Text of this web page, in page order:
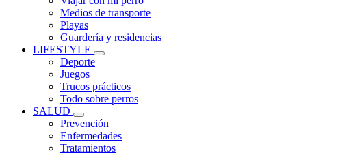
Medios de transporte
Playas
Guardería y residencias
LIFESTYLE
Deporte
Juegos
Trucos prácticos
Todo sobre perros
SALUD
Prevención
Enfermedades
Tratamientos